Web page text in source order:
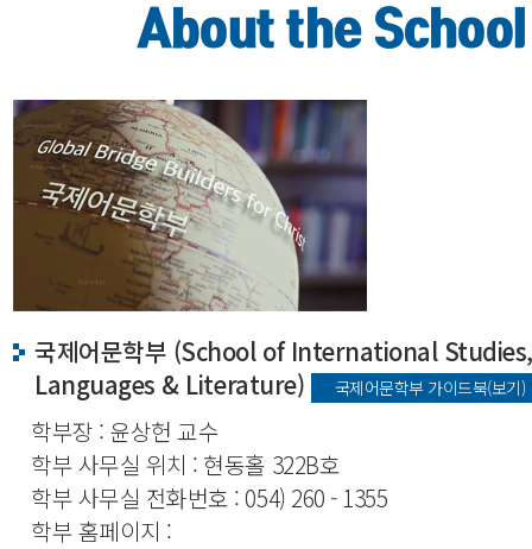
About the School
국제어문학부 (School of International Studies,
Languages & Literature)
국제어문학부 가이드북(보기)
학부장 : 윤상헌 교수
학부 사무실 위치 : 현동홀 322B호
학부 사무실 전화번호 : 054) 260 - 1355
학부 홈페이지 :